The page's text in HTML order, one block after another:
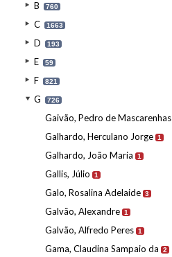
B 760
C 1663
D 193
E 59
F 821
G 726
Gaivão, Pedro de Mascarenhas
Galhardo, Herculano Jorge 1
Galhardo, João Maria 1
Gallis, Júlio 1
Galo, Rosalina Adelaide 3
Galvão, Alexandre 1
Galvão, Alfredo Peres 1
Gama, Claudina Sampaio da 2